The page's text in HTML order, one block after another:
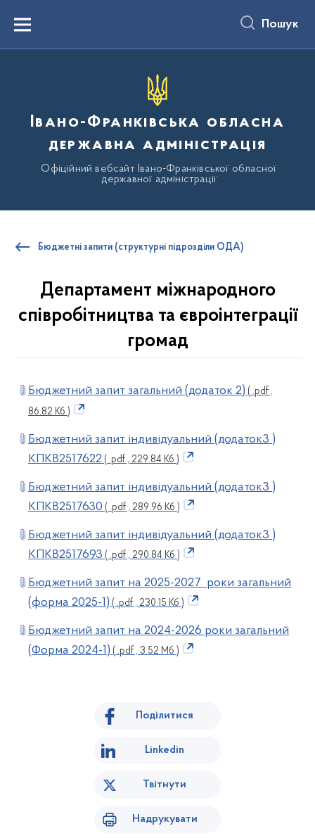
вмістуMenu Пошук
Івано-Франківська обласна
державна адміністрація
Офіційний вебсайт Івано-Франківської обласної
державної адміністрації
Бюджетні запити (структурні підрозділи ОДА)
Департамент міжнародного
співробітництва та євроінтеграції
громад
Бюджетний запит загальний (додаток 2) ( .pdf ,
86.82 Кб )
Бюджетний запит індивідуальний (додаток3 )
КПКВ2517622 ( .pdf , 229.84 Кб )
Бюджетний запит індивідуальний (додаток3 )
КПКВ2517630 ( .pdf , 289.96 Кб )
Бюджетний запит індивідуальний (додаток3 )
КПКВ2517693 ( .pdf , 290.84 Кб )
Бюджетний запит на 2025-2027 роки загальний
(форма 2025-1) ( .pdf , 230.15 Кб )
Бюджетний запит на 2024-2026 роки загальний
(Форма 2024-1) ( .pdf , 3.52 Мб )
Поділитися
Linkedin
Твітнути
Надрукувати